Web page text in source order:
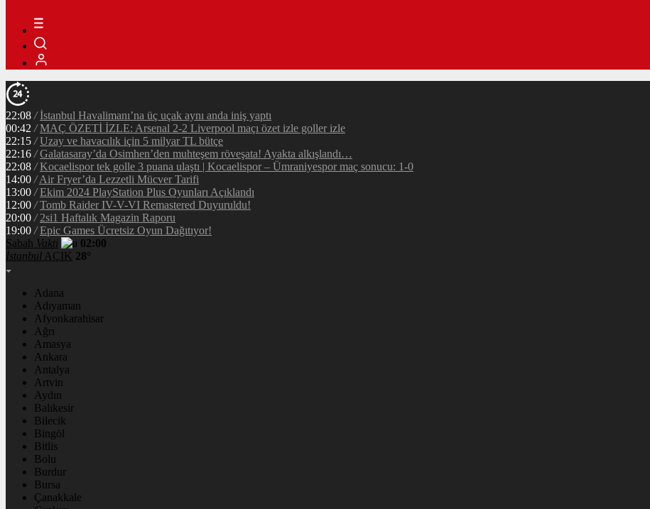
22:08 / İstanbul Havalimanı’na üç uçak aynı anda iniş yaptı
00:42 / MAÇ ÖZETİ İZLE: Arsenal 2-2 Liverpool maçı özet izle goller izle
22:15 / Uzay ve havacılık için 5 milyar TL bütçe
22:16 / Galatasaray’da Osimhen’den muhteşem röveşata! Ayakta alkışlandı…
22:08 / Kocaelispor tek golle 3 puana ulaştı | Kocaelispor – Ümraniyespor maç sonucu: 1-0
14:00 / Air Fryer’da Lezzetli Mücver Tarifi
13:00 / Ekim 2024 PlayStation Plus Oyunları Açıklandı
12:00 / Tomb Raider IV-V-VI Remastered Duyuruldu!
20:00 / 2si1 Haftalık Magazin Raporu
19:00 / Epic Games Ücretsiz Oyun Dağıtıyor!
Sabah Vakti
02:00
İstanbul AÇIK 28°
Adana
Adıyaman
Afyonkarahisar
Ağrı
Amasya
Ankara
Antalya
Artvin
Aydın
Balıkesir
Bilecik
Bingöl
Bitlis
Bolu
Burdur
Bursa
Çanakkale